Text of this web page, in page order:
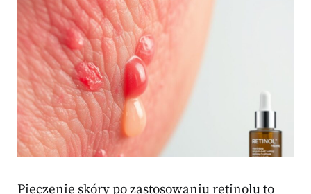
Pieczenie skóry po zastosowaniu retinolu to